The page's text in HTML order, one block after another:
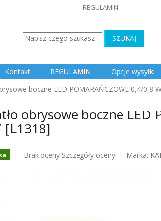
REGULAMIN
SZUKAJ
Kontakt REGULAMIN
Opcje wysyłki
boczne LED POMARAŃCZOWE 0,4/0,8
obrysowe boczne LED
[L1318]
Średnia
Brak oceny Szczegóły oceny Marka: